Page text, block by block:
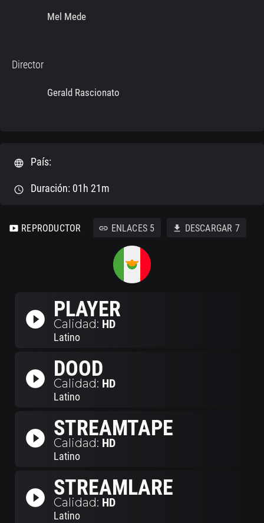
Mel Mede
Director
Gerald Rascionato
language País:
schedule Duración: 01h 21m
smart_display REPRODUCTOR link ENLACES 5 download DESCARGAR 7
play_circle_filled PLAYER
Calidad: HD
Latino
play_circle_filled DOOD
Calidad: HD
Latino
play_circle_filled STREAMTAPE
Calidad: HD
Latino
play_circle_filled STREAMLARE
Calidad: HD
Latino